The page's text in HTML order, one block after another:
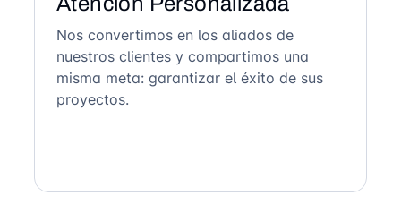
Nos convertimos en los aliados de
nuestros clientes y compartimos una
misma meta: garantizar el éxito de sus
proyectos.